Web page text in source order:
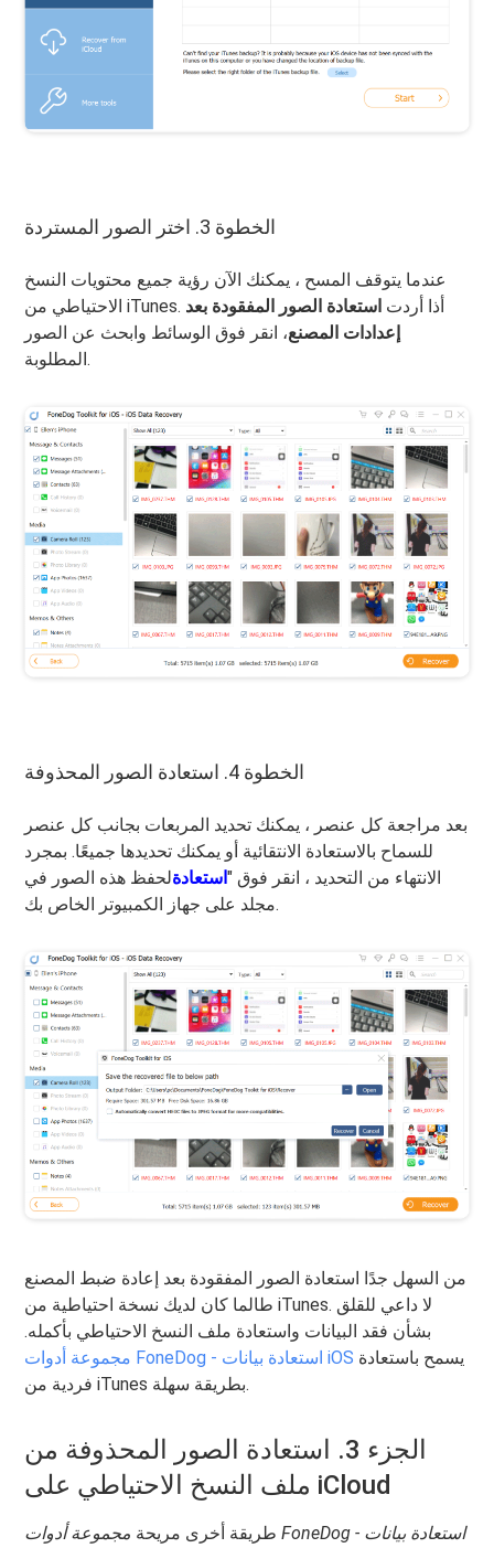
الخطوة 3. اختر الصور المستردة
عندما يتوقف المسح ، يمكنك الآن رؤية جميع محتويات النسخ
الاحتياطي من iTunes. أذا أردت استعادة الصور المفقودة بعد
إعدادات المصنع، انقر فوق الوسائط وابحث عن الصور
المطلوبة.
الخطوة 4. استعادة الصور المحذوفة
بعد مراجعة كل عنصر ، يمكنك تحديد المربعات بجانب كل عنصر
للسماح بالاستعادة الانتقائية أو يمكنك تحديدها جميعًا. بمجرد
الانتهاء من التحديد ، انقر فوق "استعادةلحفظ هذه الصور في
مجلد على جهاز الكمبيوتر الخاص بك.
من السهل جدًا استعادة الصور المفقودة بعد إعادة ضبط المصنع
طالما كان لديك نسخة احتياطية من iTunes. لا داعي للقلق
بشأن فقد البيانات واستعادة ملف النسخ الاحتياطي بأكمله.
مجموعة أدوات FoneDog - استعادة بيانات iOS
فردية من iTunes بطريقة سهلة.
الجزء 3. استعادة الصور المحذوفة من
ملف النسخ الاحتياطي على iCloud
طريقة أخرى مريحة مجموعة أدوات FoneDog - استعادة بيانات